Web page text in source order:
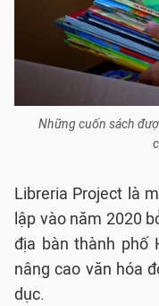
Những cuốn sách
Libreria Project là
lập vào năm 2020
địa bàn thành phố
nâng cao văn hóa
dục.